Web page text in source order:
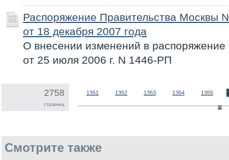
Распоряжение Правительства Москвы
от 18 декабря 2007 года
О внесении изменений в
от 25 июля 2006 г. N 1446-РП
2758
страниц
1351 1352 1353 1354 1355
Смотрите также